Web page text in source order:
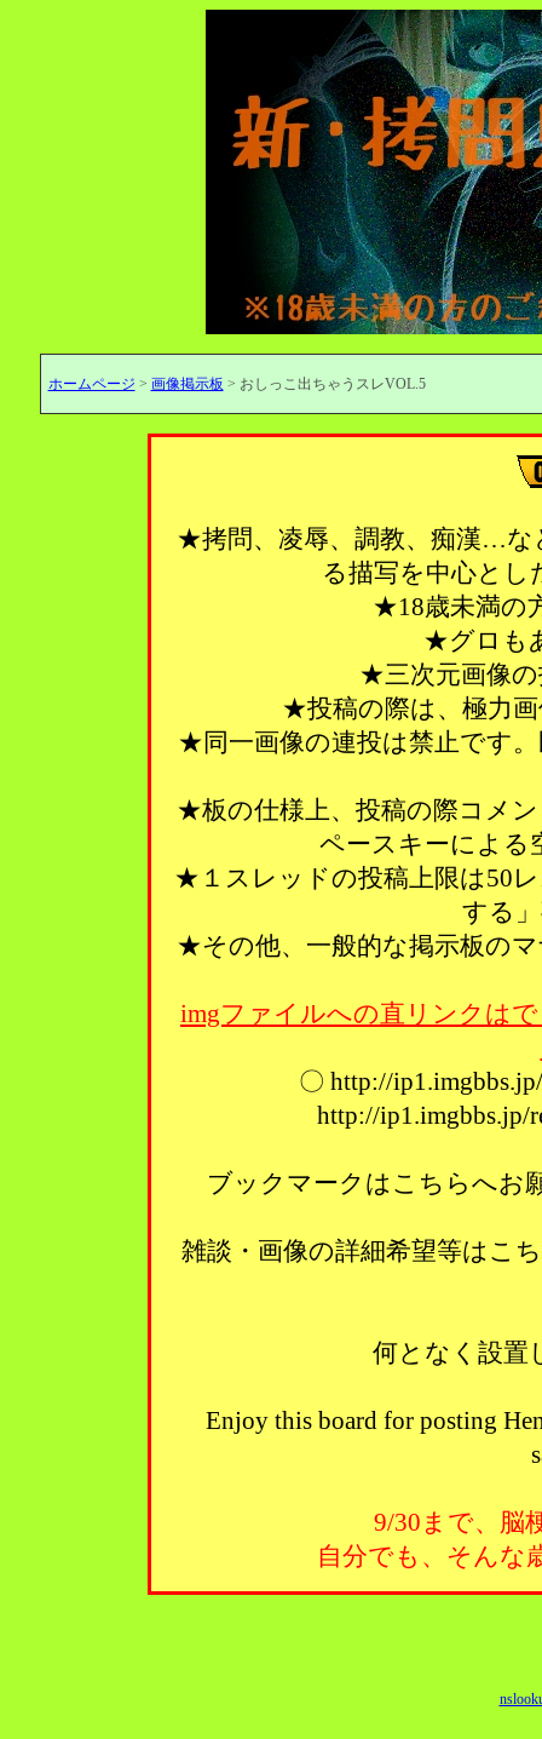
ホームページ > 画像掲示板 > おしっこ出ちゃうスレVOL.5
★拷問、凌辱、調教、痴漢…な
る描写を中心とし
★18歳未満の
★グロも
★三次元画像
★投稿の際は、極力
★同一画像の連投は禁止です
★板の仕様上、投稿の際コメ
ペースキーによる
★１スレッドの投稿上限は50
する
★その他、一般的な掲示板の
imgファイルへの直リンクは
〇 http://
http://
ブックマークはこちらへ
雑談・画像の詳細希望等は
何となく設
Enjoy this board for posting
9/30まで、脳
自分でも、そんな